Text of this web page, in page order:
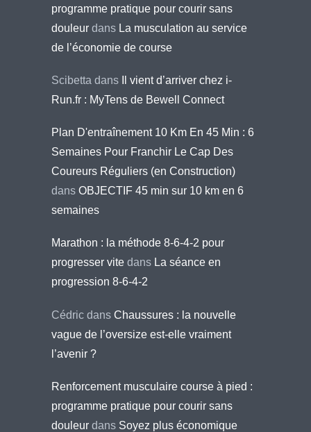
programme pratique pour courir sans
douleur dans La musculation au service
de l’économie de course
Scibetta dans
Il vient d’arriver chez i-
Run.fr : MyTens de Bewell Connect
Plan D'entraînement 10 Km En 45 Min : 6
Semaines Pour Franchir Le Cap Des
Coureurs Réguliers (en Construction)
dans OBJECTIF 45 min sur 10 km en 6
semaines
Marathon : la méthode 8-6-4-2 pour
progresser vite dans La séance en
progression 8-6-4-2
Cédric dans Chaussures : la nouvelle
vague de l’oversize est-elle vraiment
l’avenir ?
Renforcement musculaire course à pied :
programme pratique pour courir sans
douleur dans Soyez plus économique